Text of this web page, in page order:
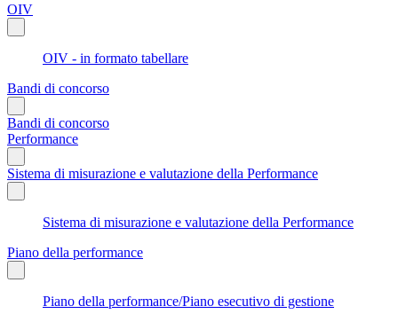
OIV
OIV - in formato tabellare
Bandi di concorso
Bandi di concorso
Performance
Sistema di misurazione e valutazione della Performance
Sistema di misurazione e valutazione della Performance
Piano della performance
Piano della performance/Piano esecutivo di gestione